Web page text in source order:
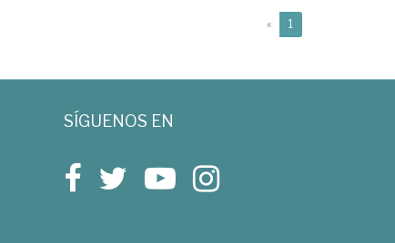
« 1
SÍGUENOS EN